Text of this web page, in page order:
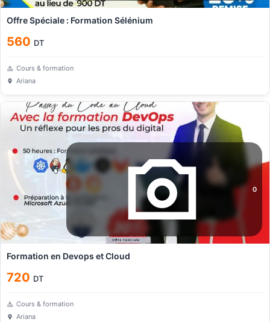
Offre Spéciale : Formation Sélénium
560 DT
Cours & formation
Ariana
0
Formation en Devops et Cloud
720 DT
Cours & formation
Ariana